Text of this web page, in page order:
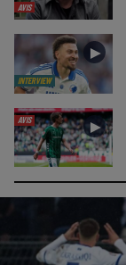
AVIS
INTERVIEW
►
AVIS ►